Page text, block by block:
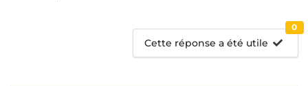
Cette réponse a été utile
0